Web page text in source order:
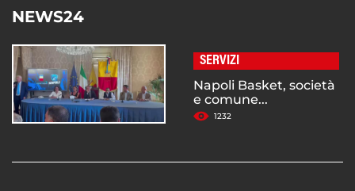
NEWS24
SERVIZI
Napoli Basket, società
e comune...
1232